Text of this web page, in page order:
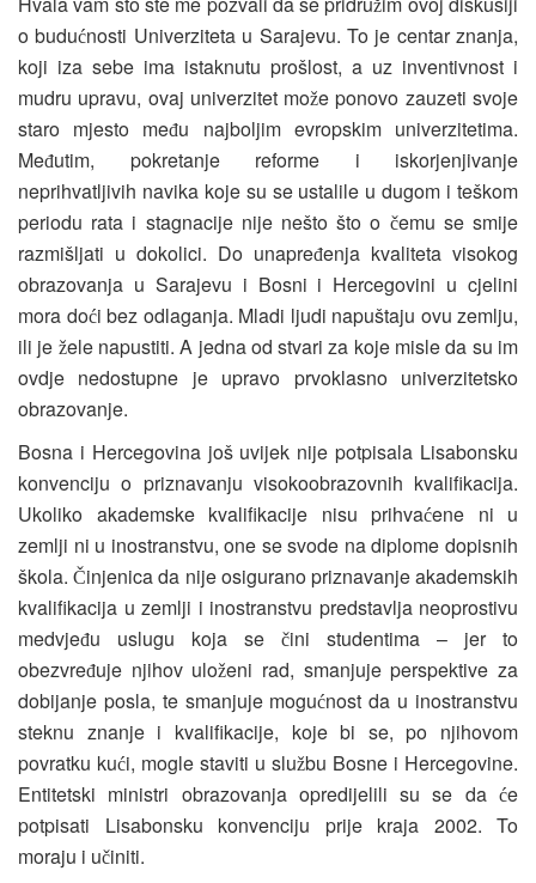
ž
o budućnosti Univerziteta u Sarajevu. To je centar znanja,
koji iza sebe ima istaknutu prošlost, a uz inventivnost i
mudru upravu, ovaj univerzitet može ponovo zauzeti svoje
staro mjesto među najboljim evropskim univerzitetima.
Međutim, pokretanje reforme i iskorjenjivanje
neprihvatljivih navika koje su se ustalile u dugom i teškom
periodu rata i stagnacije nije nešto što o čemu se smije
razmišljati u dokolici. Do unapređenja kvaliteta visokog
obrazovanja u Sarajevu i Bosni i Hercegovini u cjelini
mora doći bez odlaganja. Mladi ljudi napuštaju ovu zemlju,
ili je žele napustiti. A jedna od stvari za koje misle da su im
ovdje nedostupne je upravo prvoklasno univerzitetsko
obrazovanje.
Bosna i Hercegovina još uvijek nije potpisala Lisabonsku
konvenciju o priznavanju visokoobrazovnih kvalifikacija.
Ukoliko akademske kvalifikacije nisu prihvaćene ni u
zemlji ni u inostranstvu, one se svode na diplome dopisnih
škola.Činjenica da nije osigurano priznavanje akademskih
kvalifikacija u zemlji i inostranstvu predstavlja neoprostivu
medvjeđu uslugu koja se čini studentima – jer to
obezvređuje njihov uloženi rad, smanjuje perspektive za
dobijanje posla, te smanjuje mogućnost da u inostranstvu
steknu znanje i kvalifikacije, koje bi se, po njihovom
povratku kući, mogle staviti u službu Bosne i Hercegovine.
Entitetski ministri obrazovanja opredijelili su se da će
potpisati Lisabonsku konvenciju prije kraja 2002. To
moraju i učiniti.